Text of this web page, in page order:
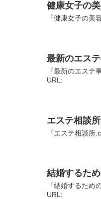
健康女子の
『健康女子の
最新のエス
『最新のエステ
URL:
エステ相談
『エステ相談
結婚するた
『結婚するため
URL: